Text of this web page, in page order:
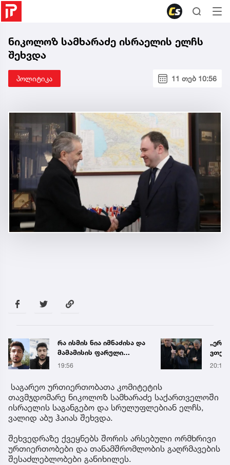
ნიკოლოზ სამხარაძე ისრაელის ელჩს
შეხვდა
პოლიტიკა 11 თებ 10:56
რა ისმის ნია იმნაძისა და
მამამისის ფარული
ჩანაწერიდან - გიგა
19:56 20:19
საგარეო ურთიერთობათა კომიტეტის
თავმჯდომარე ნიკოლოზ სამხარაძე საქართველოში
ისრაელის საგანგებო და სრულუფლებიან ელჩს,
ვალიდ აბუ ჰაიას შეხვდა.
შეხვედრაზე ქვეყნებს შორის არსებული ორმხრივი
ურთიერთობები და თანამშრომლობის გაღრმავების
შესაძლებლობები განიხილეს.